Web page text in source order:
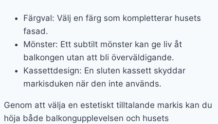
Färgval: Välj en färg som kompletterar husets
fasad.
Mönster: Ett subtilt mönster kan ge liv åt
balkongen utan att bli överväldigande.
Kassettdesign: En sluten kassett skyddar
markisduken när den inte används.
Genom att välja en estetiskt tilltalande markis kan du
höja både balkongupplevelsen och husets